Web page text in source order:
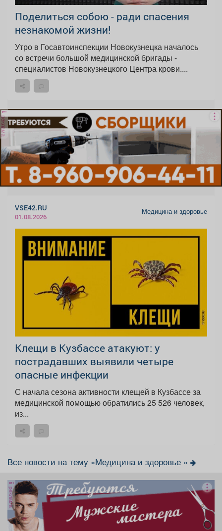
‍Поделиться собою - ради спасения
незнакомой жизни!
Утро в Госавтоинспекции Новокузнецка началось
со встречи большой медицинской бригады -
специалистов Новокузнецкого Центра крови....
реклама
VSE42.RU
01.08.2026
Медицина и здоровье
Клещи в Кузбассе атакуют: у
пострадавших выявили четыре
опасные инфекции
С начала сезона активности клещей в Кузбассе за
медицинской помощью обратились 25 526 человек,
из...
Все новости на тему «Медицина и здоровье »
реклама